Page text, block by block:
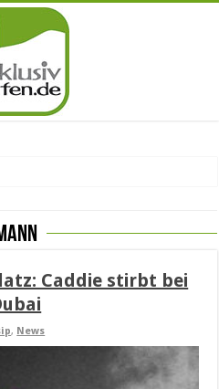
Caddie stirbt bei
, News